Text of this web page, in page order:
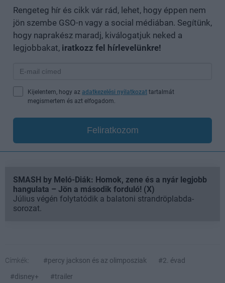
Rengeteg hír és cikk vár rád, lehet, hogy éppen nem
jön szembe GSO-n vagy a social médiában. Segítünk,
hogy naprakész maradj, kiválogatjuk neked a
legjobbakat, iratkozz fel hírlevelünkre!
Kijelentem, hogy az adatkezelési nyilatkozat tartalmát
megismertem és azt elfogadom.
Feliratkozom
SMASH by Meló-Diák: Homok, zene és a nyár legjobb
hangulata – Jön a második forduló! (X)
Július végén folytatódik a balatoni strandröplabda-
sorozat.
Címkék: #percy jackson és az olimposziak
#2. évad
#disney+
#trailer